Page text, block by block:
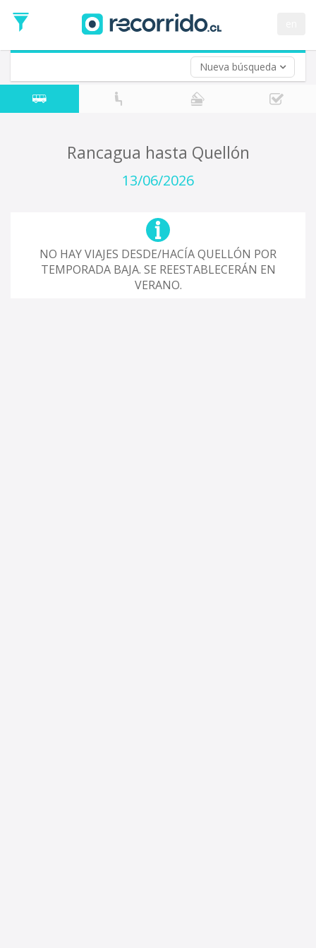
Nueva búsqueda
de
Ida
Vuelta (opcional)
Fecha
de
Rancagua hasta Quellón
13/06/2026
NO HAY VIAJES DESDE/HACÍA QUELLÓN POR
TEMPORADA BAJA. SE REESTABLECERÁN EN
VERANO.